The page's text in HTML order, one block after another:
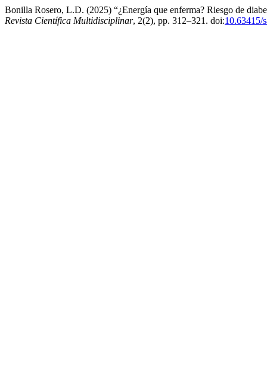
Bonilla Rosero, L.D. (2025) “¿Energía que enferma? Riesgo de
Revista Científica Multidisciplinar, 2(2), pp. 312–321. doi:10.63415/